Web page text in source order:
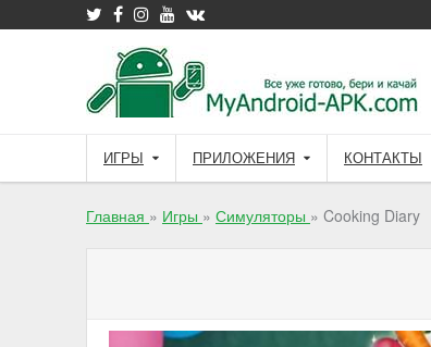
to
ИГРЫ ПРИЛОЖЕНИЯ КОНТАКТЫ
Главная » Игры » Симуляторы » Cooking Diary